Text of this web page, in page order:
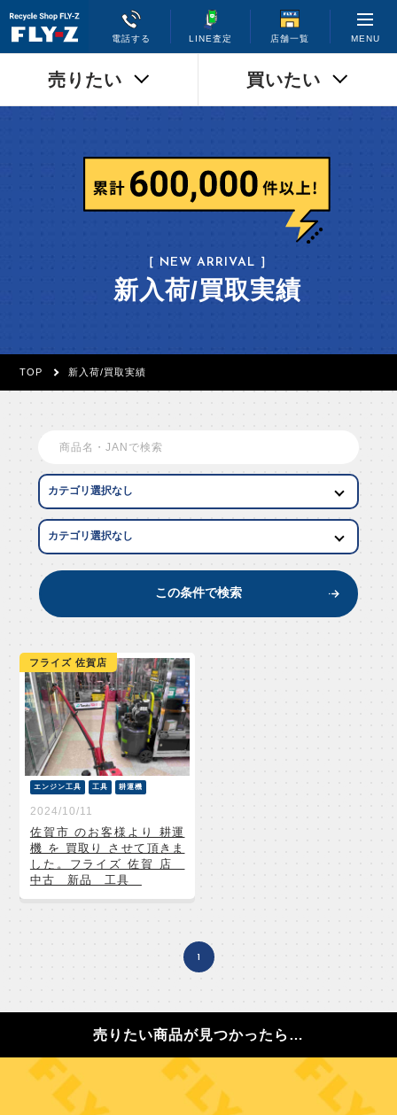
電話する LINE査定 店舗一覧 MENU
売りたい 買いたい
［ NEW ARRIVAL ］
新入荷/買取実績
TOP 新入荷/買取実績
この条件で検索
フライズ 佐賀店
エンジン工具 工具 耕運機
2024/10/11
佐賀市 のお客様より 耕運
機 を 買取り させて頂きま
した。フライズ 佐賀 店
中古 新品 工具
1
売りたい商品が見つかったら…